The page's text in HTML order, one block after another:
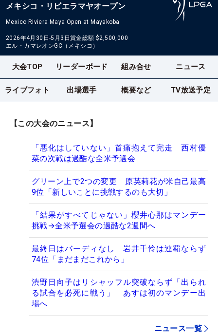
メキシコ・リビエラマヤオープン
Mexico Riviera Maya Open at Mayakoba
2026年4月30日-5月3日賞金総額 $2,500,000
エル・カマレオンGC（メキシコ）
大会TOP リーダーボード 組み合せ ニュース
ライブフォト 出場選手 概要など TV放送予定
【この大会のニュース】
「悪化はしていない」首痛抱えて完走 西村優
菜の次戦は過酷な全米予選会
グリーン上で2つの変更 原英莉花が米自己最高
9位「新しいことに挑戦するのも大切」
「結果がすべてじゃない」櫻井心那はマンデー
挑戦→全米予選会の過酷な2週間へ
最終日はバーディなし 岩井千怜は連覇ならず
74位「まだまだこれから」
渋野日向子はリシャッフル突破ならず「出られ
る試合を必死に戦う」 あすは初のマンデー出
場へ
ニュース一覧